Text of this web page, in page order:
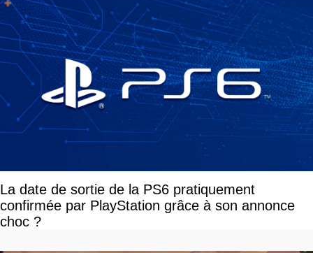
La date de sortie de la PS6 pratiquement
confirmée par PlayStation grâce à son annonce
choc ?